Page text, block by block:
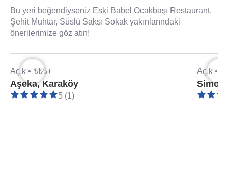
Bu yeri beğendiyseniz Eski Babel Ocakbaşı Restaurant,
Şehit Muhtar, Süslü Saksı Sokak yakınlarındaki
önerilerimize göz atın!
Açık • ₺₺₺+
Aşeka, Karaköy
5 (1)
Açık •